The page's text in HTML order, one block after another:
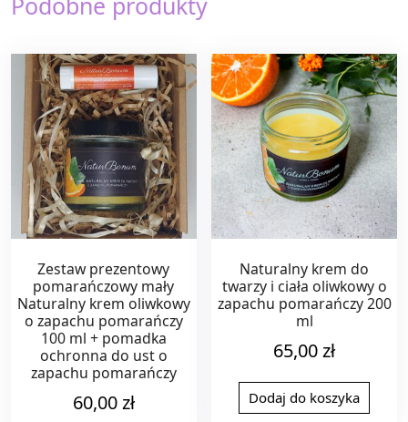
Zestaw prezentowy
pomarańczowy mały
Naturalny krem oliwkowy
o zapachu pomarańczy
100 ml + pomadka
ochronna do ust o
zapachu pomarańczy
60,00zł
Naturalny krem do
twarzy i ciała oliwkowy o
zapachu pomarańczy 200
ml
65,00zł
Dodaj do koszyka